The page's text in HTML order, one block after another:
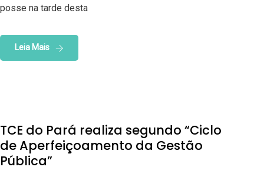
posse na tarde desta
Leia Mais
TCE do Pará realiza segundo “Ciclo
de Aperfeiçoamento da Gestão
Pública”